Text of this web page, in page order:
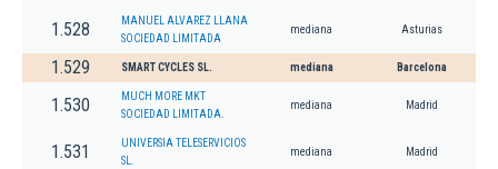
1.528
MANUEL ALVAREZ LLANA
SOCIEDAD LIMITADA
mediana Asturias
1.529 SMART CYCLES SL. mediana Barcelona
1.530
MUCH MORE MKT
SOCIEDAD LIMITADA.
mediana Madrid
1.531
UNIVERSIA TELESERVICIOS
SL.
mediana Madrid